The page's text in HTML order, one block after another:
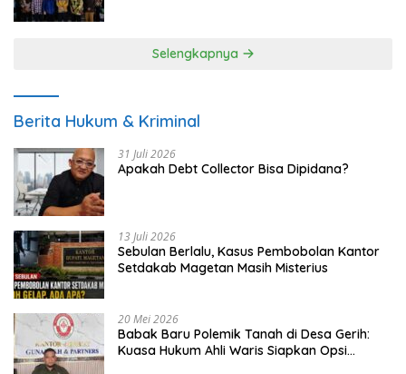
Selengkapnya
Berita Hukum & Kriminal
31 Juli 2026
Apakah Debt Collector Bisa Dipidana?
13 Juli 2026
Sebulan Berlalu, Kasus Pembobolan Kantor
Setdakab Magetan Masih Misterius
20 Mei 2026
Babak Baru Polemik Tanah di Desa Gerih:
Kuasa Hukum Ahli Waris Siapkan Opsi